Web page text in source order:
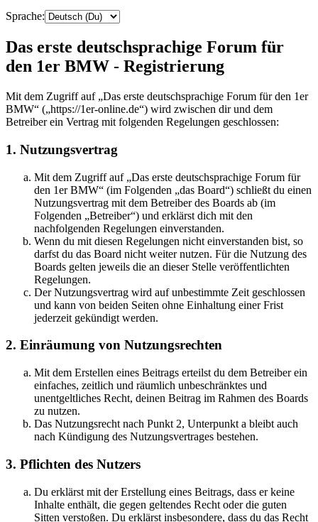
Sprache:
Das erste deutschsprachige Forum für
den 1er BMW - Registrierung
Mit dem Zugriff auf „Das erste deutschsprachige Forum für den 1er
BMW“ („https://1er-online.de“) wird zwischen dir und dem
Betreiber ein Vertrag mit folgenden Regelungen geschlossen:
1. Nutzungsvertrag
Mit dem Zugriff auf „Das erste deutschsprachige Forum für
den 1er BMW“ (im Folgenden „das Board“) schließt du einen
Nutzungsvertrag mit dem Betreiber des Boards ab (im
Folgenden „Betreiber“) und erklärst dich mit den
nachfolgenden Regelungen einverstanden.
Wenn du mit diesen Regelungen nicht einverstanden bist, so
darfst du das Board nicht weiter nutzen. Für die Nutzung des
Boards gelten jeweils die an dieser Stelle veröffentlichten
Regelungen.
Der Nutzungsvertrag wird auf unbestimmte Zeit geschlossen
und kann von beiden Seiten ohne Einhaltung einer Frist
jederzeit gekündigt werden.
2. Einräumung von Nutzungsrechten
Mit dem Erstellen eines Beitrags erteilst du dem Betreiber ein
einfaches, zeitlich und räumlich unbeschränktes und
unentgeltliches Recht, deinen Beitrag im Rahmen des Boards
zu nutzen.
Das Nutzungsrecht nach Punkt 2, Unterpunkt a bleibt auch
nach Kündigung des Nutzungsvertrages bestehen.
3. Pflichten des Nutzers
Du erklärst mit der Erstellung eines Beitrags, dass er keine
Inhalte enthält, die gegen geltendes Recht oder die guten
Sitten verstoßen. Du erklärst insbesondere, dass du das Recht